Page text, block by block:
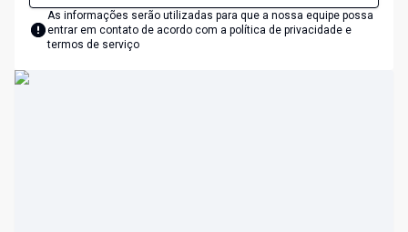
As informações serão utilizadas para que a nossa equipe possa
entrar em contato de acordo com a política de privacidade e
termos de serviço